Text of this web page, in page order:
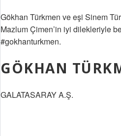
Gökhan Türkmen ve eşi Sinem
Mazlum Çimen’in iyi dilekleriyle
#gokhanturkmen.
GÖKHAN
GALATASARAY A.Ş.